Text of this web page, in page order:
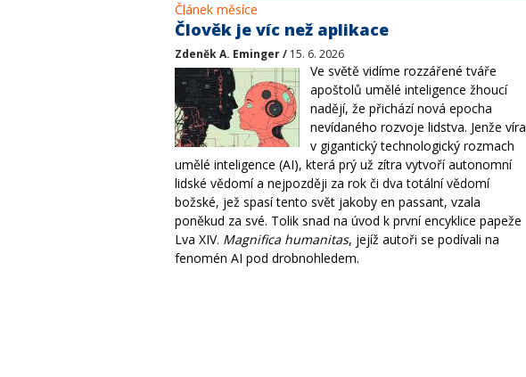
Článek měsíce
Člověk je víc než aplikace
Zdeněk A. Eminger / 15. 6. 2026
Ve světě vidíme rozzářené tváře
apoštolů umělé inteligence žhoucí
nadějí, že přichází nová epocha
nevídaného rozvoje lidstva. Jenže víra
v gigantický technologický rozmach
umělé inteligence (AI), která prý už zítra vytvoří autonomní
lidské vědomí a nejpozději za rok či dva totální vědomí
božské, jež spasí tento svět jakoby en passant, vzala
poněkud za své. Tolik snad na úvod k první encyklice papeže
Lva XIV. Magnifica humanitas, jejíž autoři se podívali na
fenomén AI pod drobnohledem.